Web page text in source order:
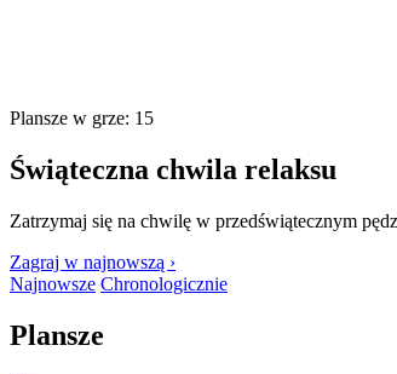
Plansze w grze: 15
Świąteczna chwila relaksu
Zatrzymaj się na chwilę w przedświątecznym
Zagraj w najnowszą ›
Najnowsze Chronologicznie
Plansze